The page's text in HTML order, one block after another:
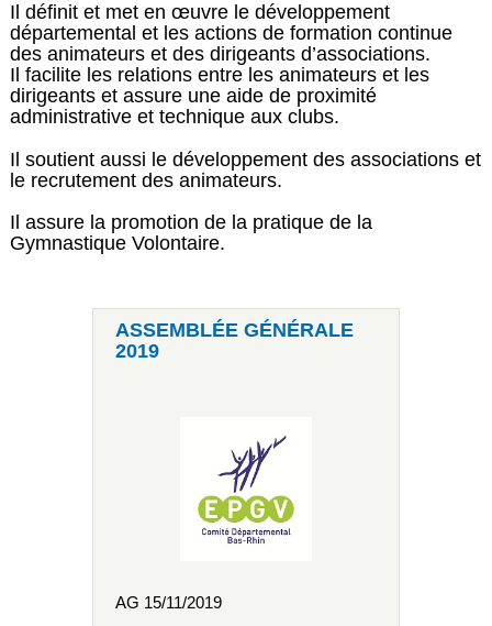
Il définit et met en œuvre le développement
départemental et les actions de formation continue
des animateurs et des dirigeants d’associations.
Il facilite les relations entre les animateurs et les
dirigeants et assure une aide de proximité
administrative et technique aux clubs.
Il soutient aussi le développement des associations et
le recrutement des animateurs.
Il assure la promotion de la pratique de la
Gymnastique Volontaire.
ASSEMBLÉE GÉNÉRALE
2019
AG 15/11/2019